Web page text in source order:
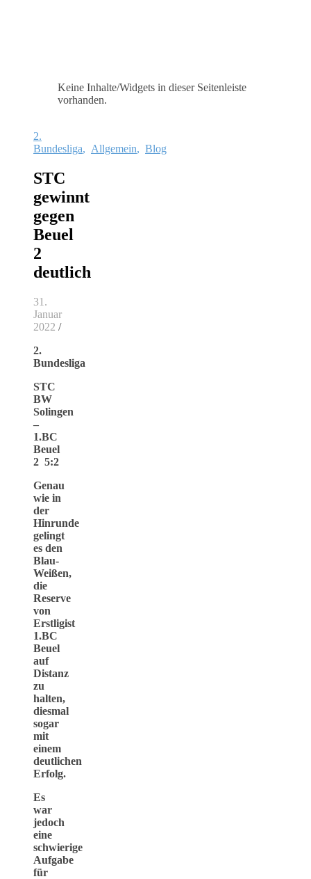
Keine Inhalte/Widgets in dieser Seitenleiste
vorhanden.
2.
Bundesliga, Allgemein, Blog
STC
gewinnt
gegen
Beuel
2
deutlich
31.
Januar
2022 /
2.
Bundesliga
STC
BW
Solingen
–
1.BC
Beuel
2 5:2
Genau
wie in
der
Hinrunde
gelingt
es den
Blau-
Weißen,
die
Reserve
von
Erstligist
1.BC
Beuel
auf
Distanz
zu
halten,
diesmal
sogar
mit
einem
deutlichen
Erfolg.
Es
war
jedoch
eine
schwierige
Aufgabe
für